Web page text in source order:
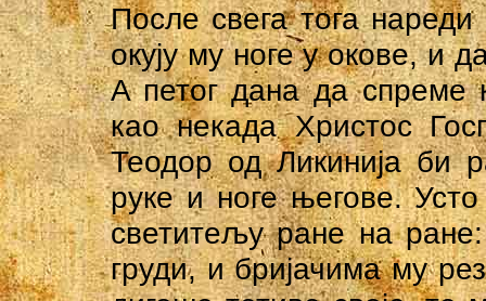
После свега тога
окују му ноге у окове, и
A петог дана да спреме
као некада Христос
Теодор од Ликинија би
руке и ноге његове.
светитељу ране на
груди, и бријачима му